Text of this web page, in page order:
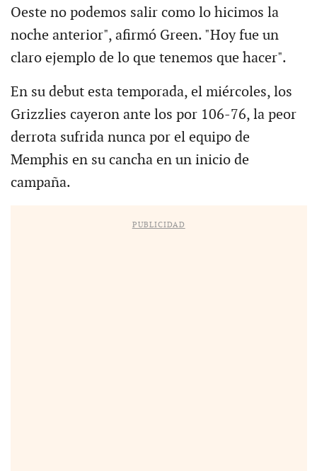
Oeste no podemos salir como lo hicimos la
noche anterior", afirmó Green. "Hoy fue un
claro ejemplo de lo que tenemos que hacer".
En su debut esta temporada, el miércoles, los
Grizzlies cayeron ante los por 106-76, la peor
derrota sufrida nunca por el equipo de
Memphis en su cancha en un inicio de
campaña.
PUBLICIDAD